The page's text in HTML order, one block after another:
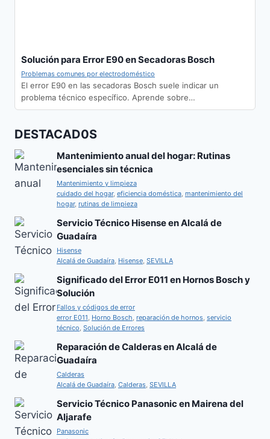
Solución para Error E90 en Secadoras Bosch
Problemas comunes por electrodoméstico
El error E90 en las secadoras Bosch suele indicar un
problema técnico específico. Aprende sobre…
DESTACAD0S
Mantenimiento anual del hogar: Rutinas
esenciales sin técnica
Mantenimiento y limpieza
cuidado del hogar, eficiencia doméstica, mantenimiento del
hogar, rutinas de limpieza
Servicio Técnico Hisense en Alcalá de
Guadaíra
Hisense
Alcalá de Guadaíra, Hisense, SEVILLA
Significado del Error E011 en Hornos Bosch y
Solución
Fallos y códigos de error
error E011, Horno Bosch, reparación de hornos, servicio
técnico, Solución de Errores
Reparación de Calderas en Alcalá de
Guadaíra
Calderas
Alcalá de Guadaíra, Calderas, SEVILLA
Servicio Técnico Panasonic en Mairena del
Aljarafe
Panasonic